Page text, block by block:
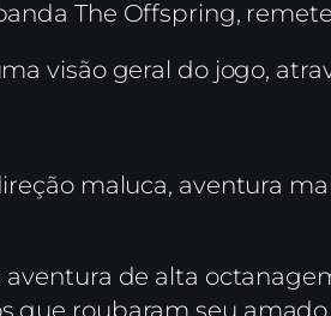
The Offspring,
visão geral do jogo,
maluca, aventura
aventura de alta